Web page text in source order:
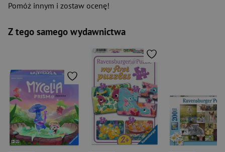
Pomóż innym i zostaw ocenę!
Z tego samego wydawnictwa